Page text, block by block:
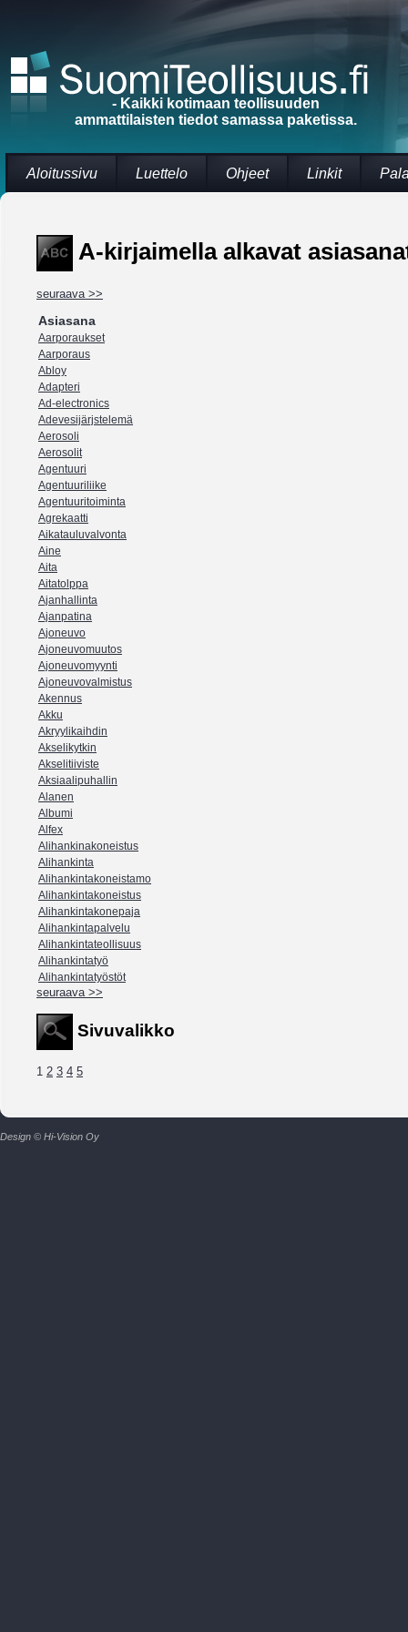
- Kaikki kotimaan teollisuuden
ammattilaisten tiedot samassa paketissa.
Aloitussivu Luettelo Ohjeet Linkit
A-kirjaimella alkavat
seuraava >>
Asiasana
Aarporaukset
Aarporaus
Abloy
Adapteri
Ad-electronics
Adevesijärjstelemä
Aerosoli
Aerosolit
Agentuuri
Agentuuriliike
Agentuuritoiminta
Agrekaatti
Aikatauluvalvonta
Aine
Aita
Aitatolppa
Ajanhallinta
Ajanpatina
Ajoneuvo
Ajoneuvomuutos
Ajoneuvomyynti
Ajoneuvovalmistus
Akennus
Akku
Akryylikaihdin
Akselikytkin
Akselitiiviste
Aksiaalipuhallin
Alanen
Albumi
Alfex
Alihankinakoneistus
Alihankinta
Alihankintakoneistamo
Alihankintakoneistus
Alihankintakonepaja
Alihankintapalvelu
Alihankintateollisuus
Alihankintatyö
Alihankintatyöstöt
seuraava >>
Sivuvalikko
1 2 3 4 5
Design © Hi-Vision Oy